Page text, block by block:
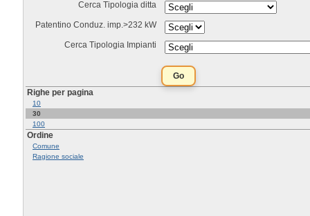
Cerca Tipologia ditta
Patentino Conduz. imp.>232 kW
Cerca Tipologia Impianti
Righe per pagina
10
30
100
Ordine
Comune
Ragione sociale